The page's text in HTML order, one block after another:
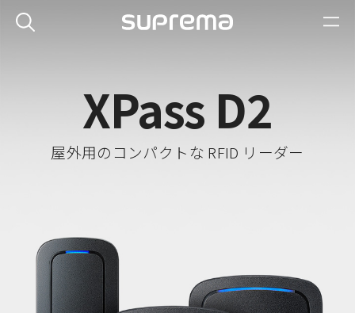
XPass D2
屋外用のコンパクトな RFID リーダー